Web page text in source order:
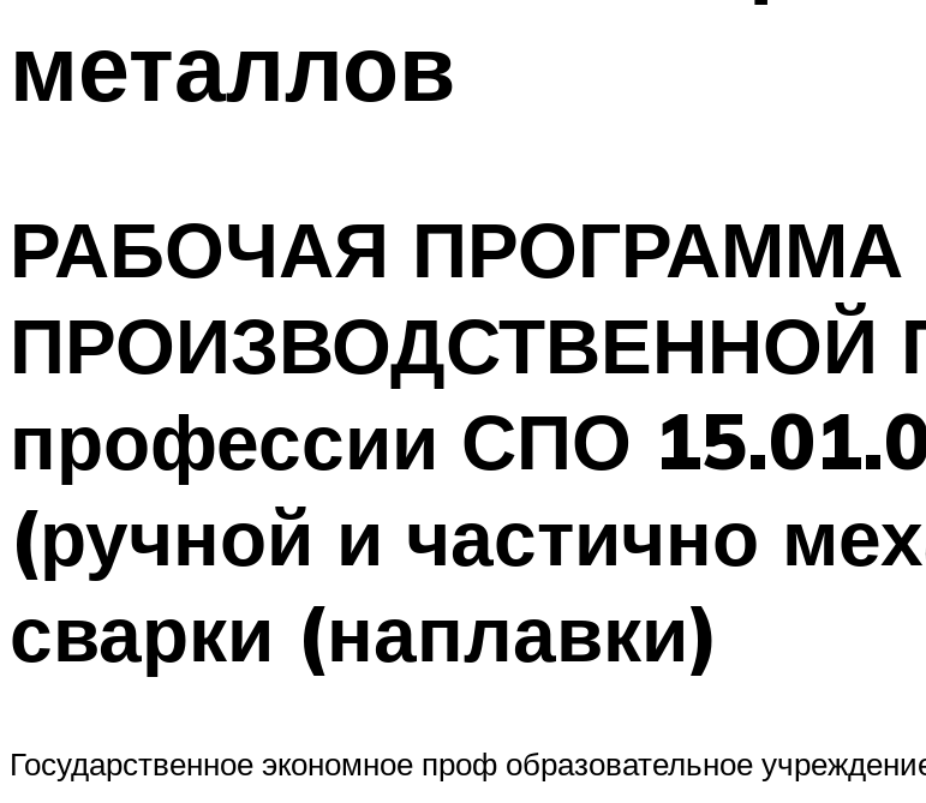
металлов
РАБОЧАЯ ПРОГРАММА
ПРОИЗВОДСТВЕННОЙ
профессии СПО
(ручной и частично
сварки (наплавки)
Государственное экономное проф образовательное